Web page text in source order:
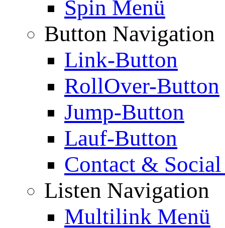
Spin Menü
Button Navigation
Link-Button
RollOver-Button
Jump-Button
Lauf-Button
Contact &
Listen Navigation
Multilink Menü